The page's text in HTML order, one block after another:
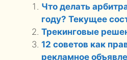
Что делать
году? Текущее
Трекинговые
12 советов как
рекламное